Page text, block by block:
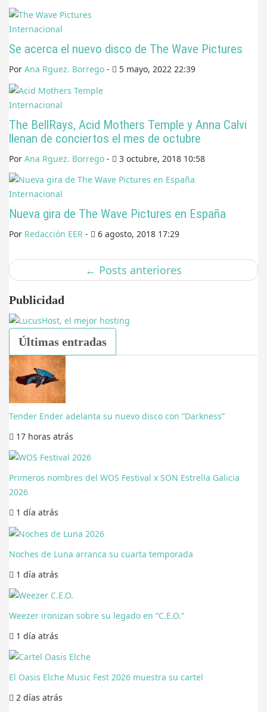
Internacional
Se acerca el nuevo disco de The Wave Pictures
Por Ana Rguez. Borrego - 5 mayo, 2022 22:39
Internacional
The BellRays, Acid Mothers Temple y Anna Calvi
llenan de conciertos el mes de octubre
Por Ana Rguez. Borrego - 3 octubre, 2018 10:58
Internacional
Nueva gira de The Wave Pictures en España
Por Redacción EER - 6 agosto, 2018 17:29
← Posts anteriores
Publicidad
Últimas entradas
Tender Ender adelanta su nuevo disco con “Darkness”
17 horas atrás
Primeros nombres del WOS Festival x SON Estrella Galicia
2026
1 día atrás
Noches de Luna arranca su cuarta temporada
1 día atrás
Weezer ironizan sobre su legado en “C.E.O.”
1 día atrás
El Oasis Elche Music Fest 2026 muestra su cartel
2 días atrás